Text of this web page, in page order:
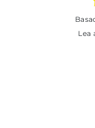
Lea algunas de las opiniones